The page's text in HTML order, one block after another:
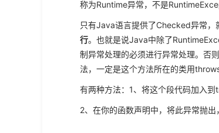
称为Runtime异常，不是
只有Java语言提供了Checked异常，
行。也就是说Java中除了
制异常处理的必须进行异常处理。否
法，一定是这个方法所在的类用
有两种方法：1、将这个段代码加入到
2、在你的函数声明中，将此异常抛